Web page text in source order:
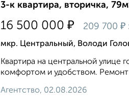
3-к квартира, вторичка,
16 500 000 ₽ 209 700 ₽
мкр. Центральный, Володи
Квартиpa нa цeнтpaльной улице
комфортом и удобcтвом. Ремoнт
Агентство, 02.08.2026